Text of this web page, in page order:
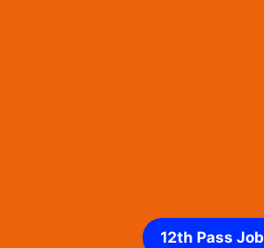
12th Pass Job